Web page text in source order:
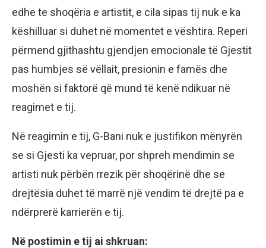
edhe te shoqëria e artistit, e cila sipas tij nuk e ka
këshilluar si duhet në momentet e vështira. Reperi
përmend gjithashtu gjendjen emocionale të Gjestit
pas humbjes së vëllait, presionin e famës dhe
moshën si faktorë që mund të kenë ndikuar në
reagimet e tij.
Në reagimin e tij, G-Bani nuk e justifikon mënyrën
se si Gjesti ka vepruar, por shpreh mendimin se
artisti nuk përbën rrezik për shoqërinë dhe se
drejtësia duhet të marrë një vendim të drejtë pa e
ndërprerë karrierën e tij.
Në postimin e tij ai shkruan: